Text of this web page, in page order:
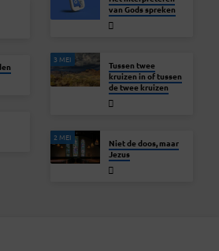
van Gods spreken
3 MEI
Tussen twee
kruizen in of tussen
de twee kruizen
2 MEI
Niet de doos, maar
Jezus